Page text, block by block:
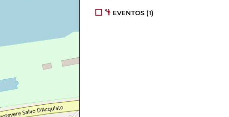
EVENTOS (1)